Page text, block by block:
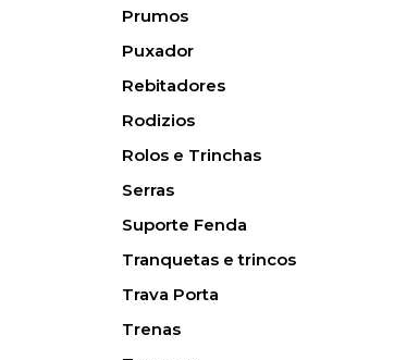
Prumos
Puxador
Rebitadores
Rodizios
Rolos e Trinchas
Serras
Suporte Fenda
Tranquetas e trincos
Trava Porta
Trenas